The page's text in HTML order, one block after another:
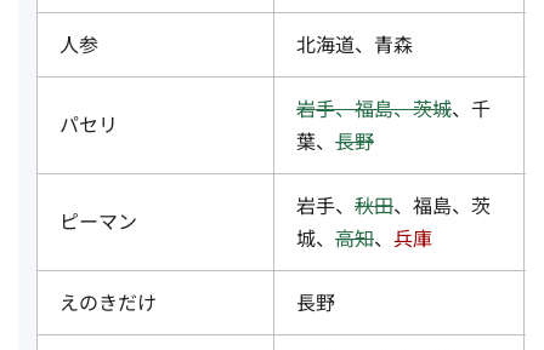
人参 北海道、青森
パセリ
岩手、福島、茨城、千
葉、 長野
ピーマン
岩手、 秋田、福島、茨
城、 高知、 兵庫
えのきだけ 長野